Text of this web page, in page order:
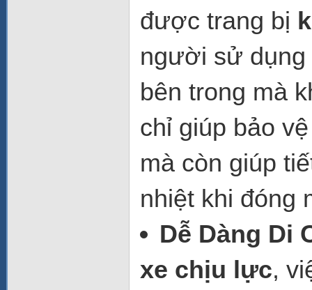
được trang bị
người sử
bên trong mà
chỉ giúp bảo
mà còn giúp
nhiệt khi đóng
Dễ Dàng Di
xe chịu lực,